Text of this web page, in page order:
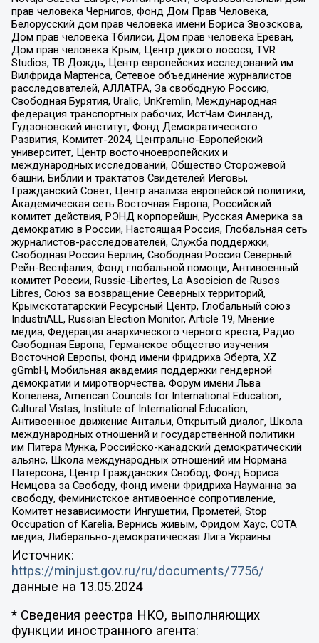
прав человека Чернигов, Фонд Дом Прав Человека,
Белорусский дом прав человека имени Бориса Звозскова,
Дом прав человека Тбилиси, Дом прав человека Ереван,
Дом прав человека Крым, Центр дикого лосося, TVR
Studios, ТВ Дождь, Центр европейских исследований им
Вилфрида Мартенса, Сетевое объединение журналистов
расследователей, АЛЛАТРА, За свободную Россию,
Свободная Бурятия, Uralic, UnKremlin, Международная
федерация транспортных рабочих, ИстЧам Финланд,
Гудзоновский институт, Фонд Демократического
Развития, Комитет-2024, Центрально-Европейский
университет, Центр восточноевропейских и
международных исследований, Общество Сторожевой
башни, Библии и трактатов Свидетелей Иеговы,
Гражданский Совет, Центр анализа европейской политики,
Академическая сеть Восточная Европа, Российский
комитет действия, РЭНД корпорейшн, Русская Америка за
демократию в России, Настоящая Россия, Глобальная сеть
журналистов-расследователей, Служба поддержки,
Свободная Россия Берлин, Свободная Россия Северный
Рейн-Вестфалия, Фонд глобальной помощи, Антивоенный
комитет России, Russie-Libertes, La Asocicion de Rusos
Libres, Союз за возвращение Северных территорий,
Крымскотатарский Ресурсный Центр, Глобальный союз
IndustriALL, Russian Election Monitor, Article 19, Мнение
медиа, Федерация анархического черного креста, Радио
Свободная Европа, Германское общество изучения
Восточной Европы, Фонд имени Фридриха Эберта, XZ
gGmbH, Мобильная академия поддержки гендерной
демократии и миротворчества, Форум имени Льва
Копелева, American Councils for International Education,
Cultural Vistas, Institute of International Education,
Антивоенное движение Антальи, Открытый диалог, Школа
международных отношений и государственной политики
им Питера Мунка, Российско-канадский демократический
альянс, Школа международных отношений им Нормана
Патерсона, Центр Гражданских Свобод, Фонд Бориса
Немцова за Свободу, Фонд имени Фридриха Науманна за
свободу, Феминистское антивоенное сопротивление,
Комитет независимости Ингушетии, Прометей, Stop
Occupation of Karelia, Вернись живым, Фридом Хаус, СОТА
медиа, Либерально-демократическая Лига Украины
Источник:
https://minjust.gov.ru/ru/documents/7756/
данные на 13.05.2024
* Сведения реестра НКО, выполняющих
функции иностранного агента: